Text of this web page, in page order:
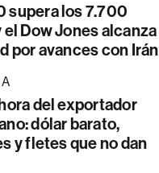
supera los 7.700
Dow Jones alcanza
por avances con Irán
del exportador
dólar barato,
y fletes que no dan